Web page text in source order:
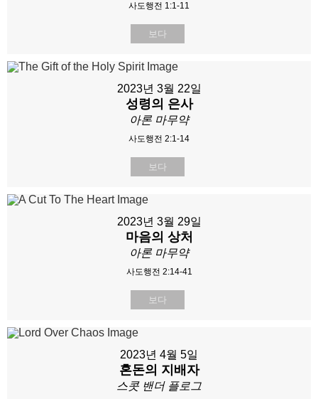
사도행전 1:1-11
보다
2023년 3월 22일
성령의 은사
아론 마무약
사도행전 2:1-14
보다
2023년 3월 29일
마음의 상처
아론 마무약
사도행전 2:14-41
보다
2023년 4월 5일
혼돈의 지배자
스콧 밴더 플로그